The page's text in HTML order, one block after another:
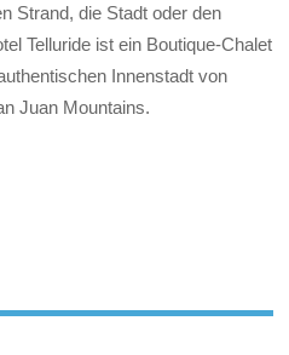
Strand, die Stadt oder den
Telluride ist ein Boutique-Chalet
Innenstadt von
Juan Mountains.